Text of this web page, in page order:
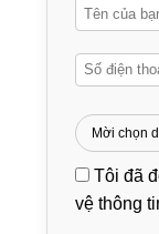
Tôi đã
vệ thông